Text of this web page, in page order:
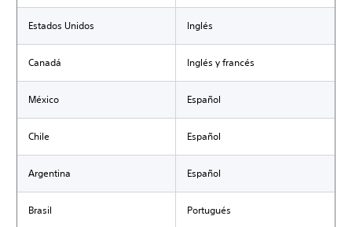
Estados Unidos Inglés
Canadá Inglés y francés
México Español
Chile Español
Argentina Español
Brasil Portugués